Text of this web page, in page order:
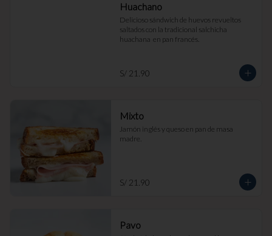
Huachano
Delicioso sándwich de huevos revueltos
saltados con la tradicional salchicha
huachana  en pan francés.
S/ 21.90
Mixto
Jamón inglés y queso en pan de masa
madre.
S/ 21.90
Pavo